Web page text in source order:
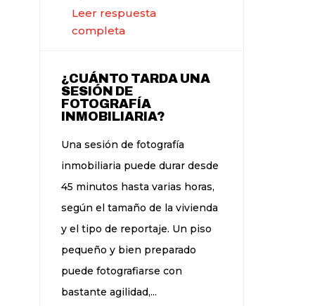
Leer respuesta
completa
¿CUÁNTO TARDA UNA
SESIÓN DE
FOTOGRAFÍA
INMOBILIARIA?
Una sesión de fotografía
inmobiliaria puede durar desde
45 minutos hasta varias horas,
según el tamaño de la vivienda
y el tipo de reportaje. Un piso
pequeño y bien preparado
puede fotografiarse con
bastante agilidad,...